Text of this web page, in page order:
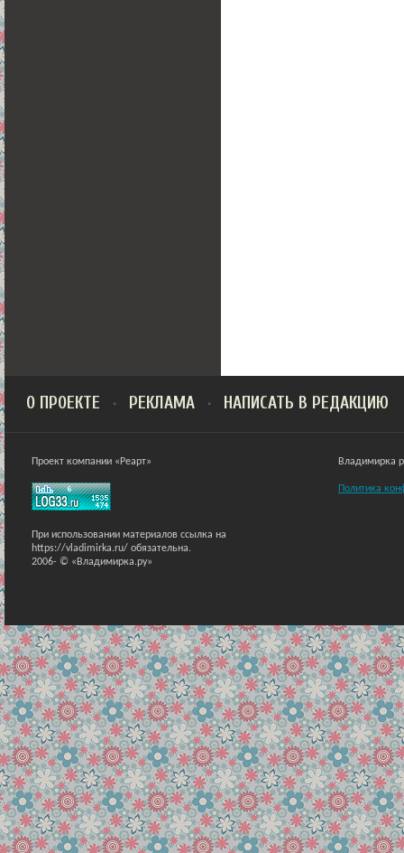
О ПРОЕКТЕ РЕКЛАМА НАПИСАТЬ В РЕДАКЦИЮ
Проект компании «Реарт»
При использовании материалов ссылка на
https://vladimirka.ru/ обязательна.
2006- © «Владимирка.ру»
Владимирка
Политика